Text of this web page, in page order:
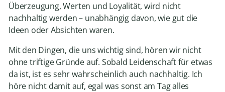
Überzeugung, Werten und Loyalität, wird nicht
nachhaltig werden – unabhängig davon, wie gut die
Ideen oder Absichten waren.
Mit den Dingen, die uns wichtig sind, hören wir nicht
ohne triftige Gründe auf. Sobald Leidenschaft für etwas
da ist, ist es sehr wahrscheinlich auch nachhaltig. Ich
höre nicht damit auf, egal was sonst am Tag alles